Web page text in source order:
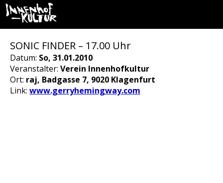
SONIC FINDER – 17.00 Uhr
Datum: So, 31.01.2010
Veranstalter: Verein Innenhofkultur
Ort: raj, Badgasse 7, 9020 Klagenfurt
Link: www.gerryhemingway.com